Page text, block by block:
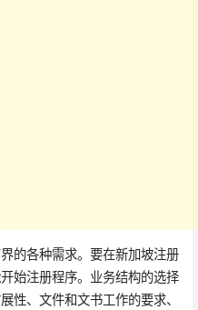
的各种需求。要在新加坡注册
始注册程序。业务结构的选择
性、文件和文书工作的要求、